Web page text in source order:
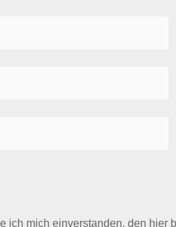
ich mich einverstanden, den hier